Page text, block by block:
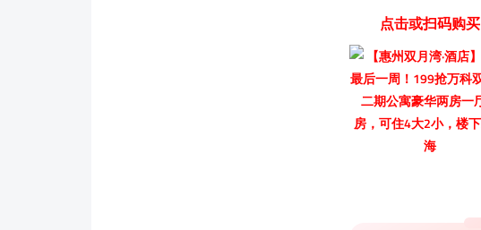
点击或扫码购买